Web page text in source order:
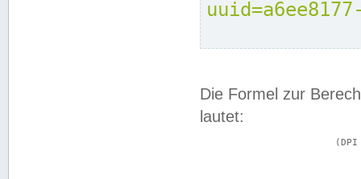
Die Formel zur
lautet: